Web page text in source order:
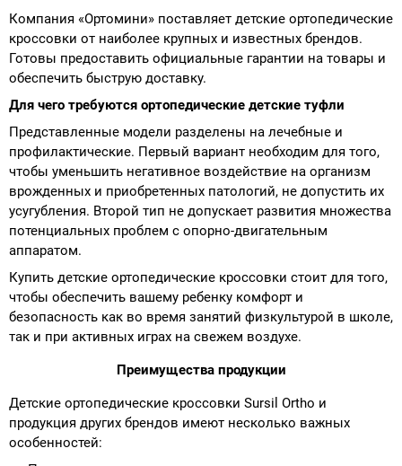
Компания «Ортомини» поставляет детские ортопедические
кроссовки от наиболее крупных и известных брендов.
Готовы предоставить официальные гарантии на товары и
обеспечить быструю доставку.
Для чего требуются ортопедические детские туфли
Представленные модели разделены на лечебные и
профилактические. Первый вариант необходим для того,
чтобы уменьшить негативное воздействие на организм
врожденных и приобретенных патологий, не допустить их
усугубления. Второй тип не допускает развития множества
потенциальных проблем с опорно-двигательным
аппаратом.
Купить детские ортопедические кроссовки стоит для того,
чтобы обеспечить вашему ребенку комфорт и
безопасность как во время занятий физкультурой в школе,
так и при активных играх на свежем воздухе.
Преимущества продукции
Детские ортопедические кроссовки Sursil Ortho и
продукция других брендов имеют несколько важных
особенностей: